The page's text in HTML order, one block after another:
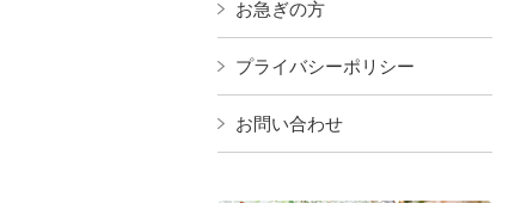
お急ぎの方
プライバシーポリシー
お問い合わせ